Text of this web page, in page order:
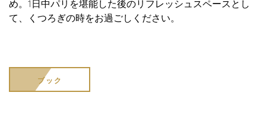
め。1日中パリを堪能した後のリフレッシュスペースとし
て、くつろぎの時をお過ごしください。
ブック